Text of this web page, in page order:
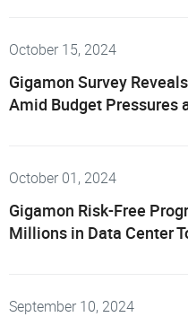
October 15, 2024
Gigamon Survey
Amid Budget Pressures
October 01, 2024
Gigamon Risk-Free
Millions in Data Center
September 10, 2024